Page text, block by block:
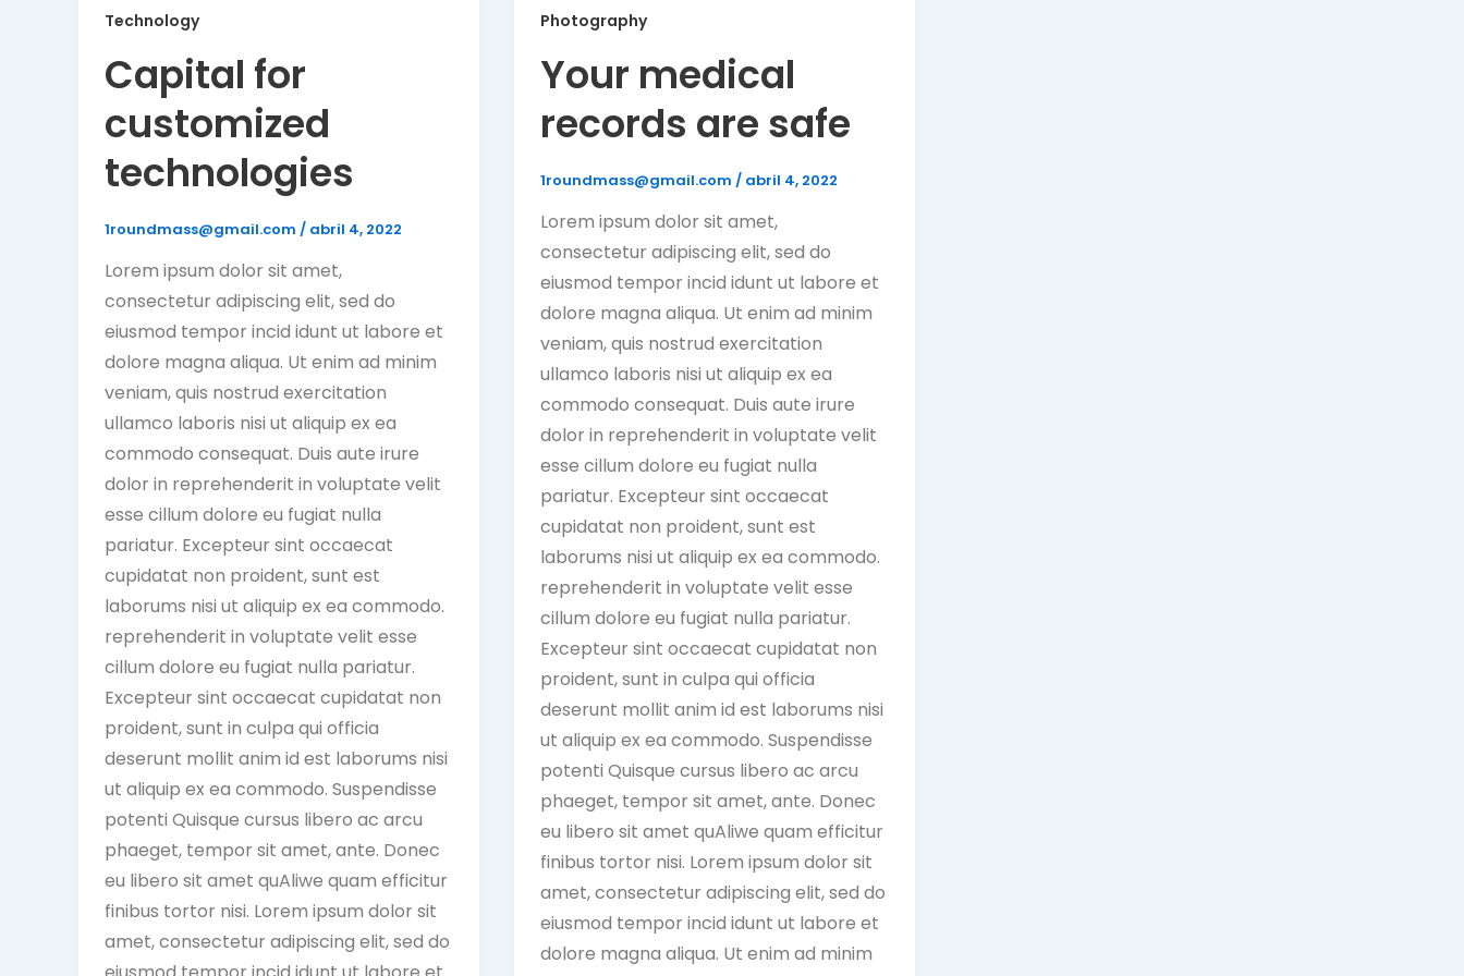
Technology
Capital for
customized
technologies
1roundmass@gmail.com / abril 4, 2022
Lorem ipsum dolor sit amet,
consectetur adipiscing elit, sed do
eiusmod tempor incid idunt ut labore et
dolore magna aliqua. Ut enim ad minim
veniam, quis nostrud exercitation
ullamco laboris nisi ut aliquip ex ea
commodo consequat. Duis aute irure
dolor in reprehenderit in voluptate velit
esse cillum dolore eu fugiat nulla
pariatur. Excepteur sint occaecat
cupidatat non proident, sunt est
laborums nisi ut aliquip ex ea commodo.
reprehenderit in voluptate velit esse
cillum dolore eu fugiat nulla pariatur.
Excepteur sint occaecat cupidatat non
proident, sunt in culpa qui officia
deserunt mollit anim id est laborums nisi
ut aliquip ex ea commodo. Suspendisse
potenti Quisque cursus libero ac arcu
phaeget, tempor sit amet, ante. Donec
eu libero sit amet quAliwe quam efficitur
finibus tortor nisi. Lorem ipsum dolor sit
amet, consectetur adipiscing elit, sed do
Photography
Your medical
records are safe
1roundmass@gmail.com / abril 4, 2022
Lorem ipsum dolor sit amet,
consectetur adipiscing elit, sed do
eiusmod tempor incid idunt ut labore et
dolore magna aliqua. Ut enim ad minim
veniam, quis nostrud exercitation
ullamco laboris nisi ut aliquip ex ea
commodo consequat. Duis aute irure
dolor in reprehenderit in voluptate velit
esse cillum dolore eu fugiat nulla
pariatur. Excepteur sint occaecat
cupidatat non proident, sunt est
laborums nisi ut aliquip ex ea commodo.
reprehenderit in voluptate velit esse
cillum dolore eu fugiat nulla pariatur.
Excepteur sint occaecat cupidatat non
proident, sunt in culpa qui officia
deserunt mollit anim id est laborums nisi
ut aliquip ex ea commodo. Suspendisse
potenti Quisque cursus libero ac arcu
phaeget, tempor sit amet, ante. Donec
eu libero sit amet quAliwe quam efficitur
finibus tortor nisi. Lorem ipsum dolor sit
amet, consectetur adipiscing elit, sed do
eiusmod tempor incid idunt ut labore et
dolore magna aliqua. Ut enim ad minim